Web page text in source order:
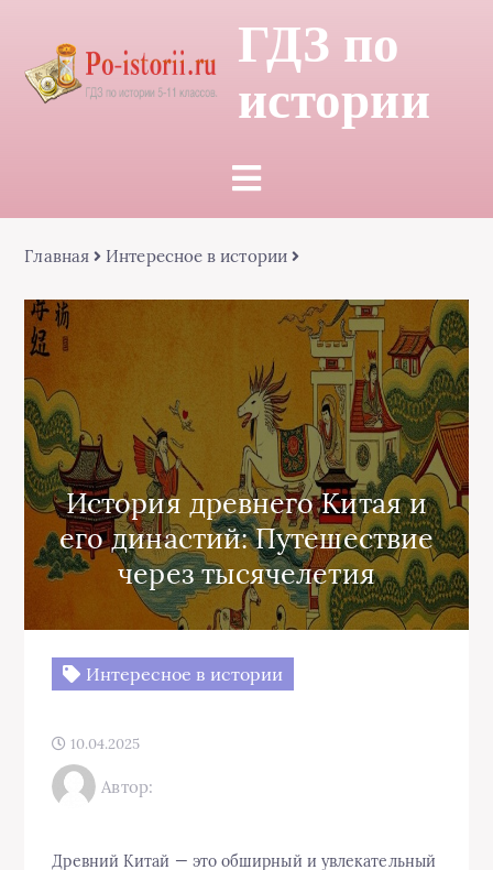
ГДЗ по
истории
Главная Интересное в истории
История древнего Китая и
его династий: Путешествие
через тысячелетия
Интересное в истории
10.04.2025
Автор:
Древний Китай — это обширный и увлекательный